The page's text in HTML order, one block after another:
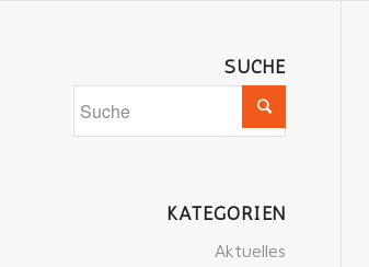
SUCHE
KATEGORIEN
Aktuelles